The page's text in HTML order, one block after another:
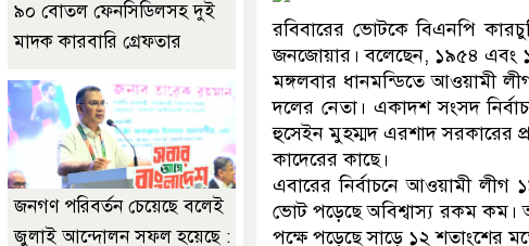
রবিবারের ভোটকে বিএনপি
জনজোয়ার। বলেছেন, ১৯৫৪ এবং
মঙ্গলবার ধানমন্ডিতে আওয়ামী
দলের নেতা। একাদশ সংসদ
হুসেইন মুহম্মদ এরশাদ সরকারের
কাদেরের কাছে।
এবারের নির্বাচনে আওয়ামী লীগ
ভোট পড়েছে অবিশ্বাস্য রকম কম।
পক্ষে পড়েছে সাড়ে ১২ শতাংশের
৯০ বোতল ফেনসিডিলসহ দুই
মাদক কারবারি গ্রেফতার
জনগণ পরিবর্তন চেয়েছে বলেই
জুলাই আন্দোলন সফল হয়েছে :